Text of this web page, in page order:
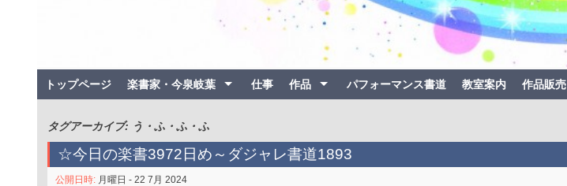
トップページ 楽書家・今泉岐葉 仕事 作品 パフォーマンス書道 教室案内 作品販売
タグアーカイブ: う・ふ・ふ・ふ
☆今日の楽書3972日め～ダジャレ書道1893
公開日時: 月曜日 - 22 7月 2024